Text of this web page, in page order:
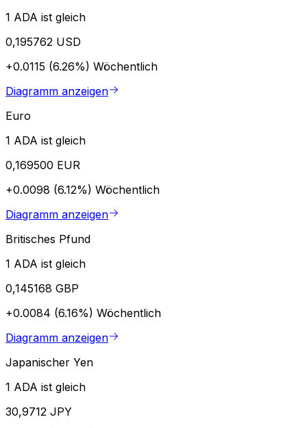
1 ADA ist gleich
0,195762 USD
+0.0115 (6.26%) Wöchentlich
Diagramm anzeigen
Euro
1 ADA ist gleich
0,169500 EUR
+0.0098 (6.12%) Wöchentlich
Diagramm anzeigen
Britisches Pfund
1 ADA ist gleich
0,145168 GBP
+0.0084 (6.16%) Wöchentlich
Diagramm anzeigen
Japanischer Yen
1 ADA ist gleich
30,9712 JPY